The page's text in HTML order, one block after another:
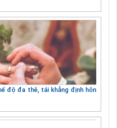
độ đa thê, tái khẳng định hôn